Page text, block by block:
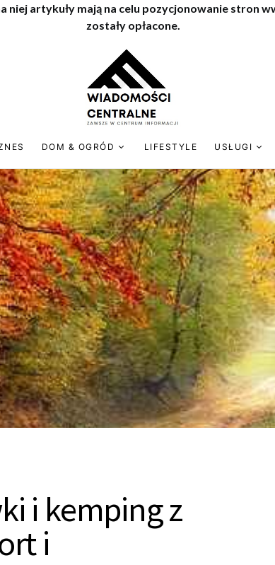
niej artykuły mają na celu pozycjonowanie stron
zostały opłacone.
DOM & OGRÓD LIFESTYLE USŁUGI
i kemping z
i